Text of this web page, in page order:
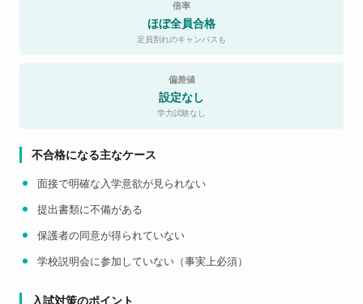
倍率
ほぼ全員合格
定員割れのキャンパスも
偏差値
設定なし
学力試験なし
不合格になる主なケース
面接で明確な入学意欲が見られない
提出書類に不備がある
保護者の同意が得られていない
学校説明会に参加していない（事実上必須）
入試対策のポイント